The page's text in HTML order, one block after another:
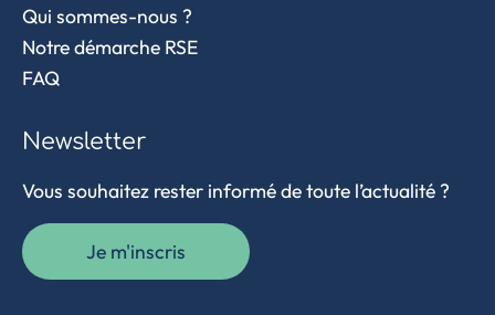
Qui sommes-nous ?
Notre démarche RSE
FAQ
Newsletter
Vous souhaitez rester informé de toute l’actualité ?
Je m'inscris